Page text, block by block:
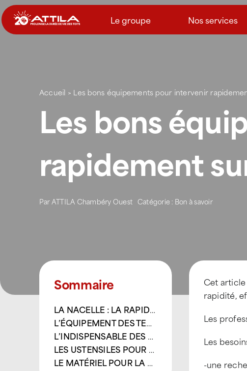
Passer
au
contenu
Le groupe Nos services
Accueil > Les bons équipements pour intervenir
Les bons
rapidement
ParATTILA Chambéry Ouest Catégorie : Bon à savoir
Sommaire
LA NACELLE : LA RAPIDITÉ
L’ÉQUIPEMENT DES TECHNICIENS : LA SÉCURITÉ
L’INDISPENSABLE DES PRODUITS D’ENTRETIEN
LES USTENSILES POUR NETTOYER ET APPLIQUER LES PRODUITS D’ENTRETIEN : L’EFFICACITÉ
LE MATÉRIEL POUR LA SÉCURISATION DE L’INTERVENTION SUR LA TOITURE
Cet
rapidité,
Les
Les
-une